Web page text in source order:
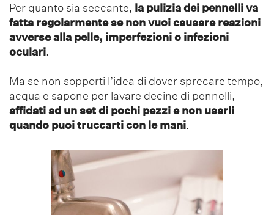
Per quanto sia seccante, la pulizia dei pennelli va
fatta regolarmente se non vuoi causare reazioni
avverse alla pelle, imperfezioni o infezioni
oculari.
Ma se non sopporti l’idea di dover sprecare tempo,
acqua e sapone per lavare decine di pennelli,
affidati ad un set di pochi pezzi e non usarli
quando puoi truccarti con le mani.